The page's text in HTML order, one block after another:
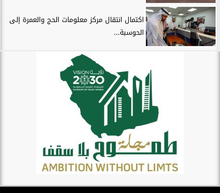
اكتمال انتقال مركز معلومات الحج والعمرة إلى
الحوسبة...